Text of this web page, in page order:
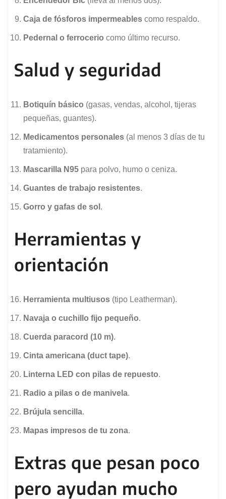
Caja de fósforos impermeables como respaldo.
Pedernal o ferrocerio como último recurso.
Salud y seguridad
Botiquín básico (gasas, vendas, alcohol, tijeras
pequeñas, guantes).
Medicamentos personales (al menos 3 días de tu
tratamiento).
Mascarilla N95 para polvo, humo o ceniza.
Guantes de trabajo resistentes.
Gorro y gafas de sol .
Herramientas y
orientación
Herramienta multiusos (tipo Leatherman).
Navaja o cuchillo fijo pequeño.
Cuerda paracord (10 m).
Cinta americana (duct tape).
Linterna LED con pilas de repuesto.
Radio a pilas o de manivela.
Brújula sencilla.
Mapas impresos de tu zona.
Extras que pesan poco
pero ayudan mucho